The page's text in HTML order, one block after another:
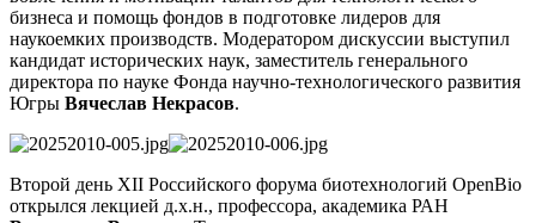
бизнеса и помощь фондов в подготовке лидеров для
наукоемких производств. Модератором дискуссии выступил
кандидат исторических наук, заместитель генерального
директора по науке Фонда научно-технологического развития
Югры Вячеслав Некрасов.
Второй день XII Российского форума биотехнологий OpenBio
открылся лекцией д.х.н., профессора, академика РАН